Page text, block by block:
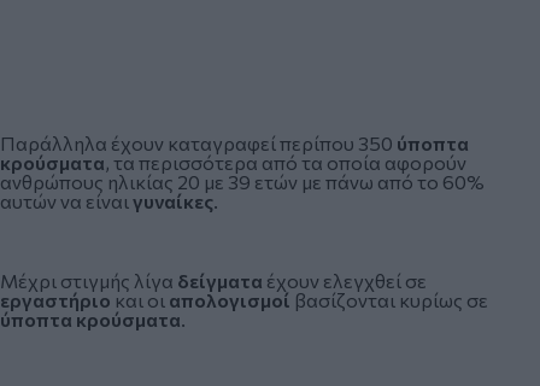
Παράλληλα έχουν καταγραφεί περίπου 350 ύποπτα
κρούσματα, τα περισσότερα από τα οποία αφορούν
ανθρώπους ηλικίας 20 με 39 ετών με πάνω από το 60%
αυτών να είναι γυναίκες.
Μέχρι στιγμής λίγα δείγματα έχουν ελεγχθεί σε
εργαστήριο και οι απολογισμοί βασίζονται κυρίως σε
ύποπτα κρούσματα.